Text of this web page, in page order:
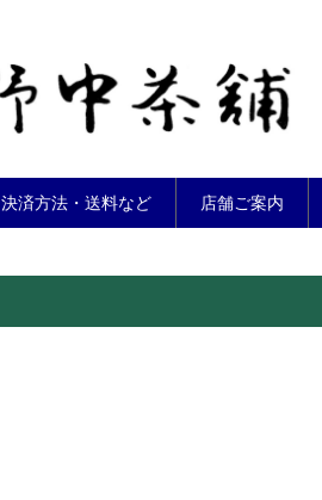
決済方法・送料など 店舗ご案内